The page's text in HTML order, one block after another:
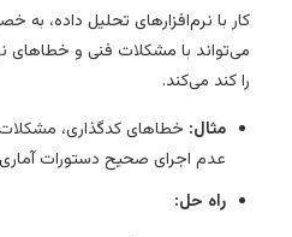
کار با نرم‌افزارهای تحلیل داده، به
می‌تواند با مشکلات فنی و خطاهای
را کند می‌کند.
مثال: خطاهای کدگذاری، مشکلات
عدم اجرای صحیح دستورات
راه حل: